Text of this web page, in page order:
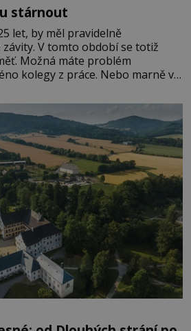
stárnout
let, by měl pravidelně
V tomto období se totiž
Možná máte problém
kolegy z práce. Nebo marně v
jako kdyby se paměť